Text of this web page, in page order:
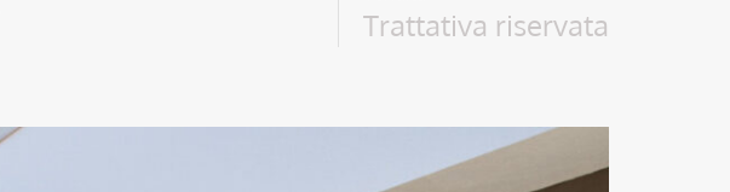
Trattativa riservata